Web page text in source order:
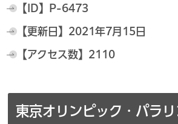
【ID】 P-6473
【更新日】 2021年7月15日
【アクセス数】 2110
東京オリンピック・パラ